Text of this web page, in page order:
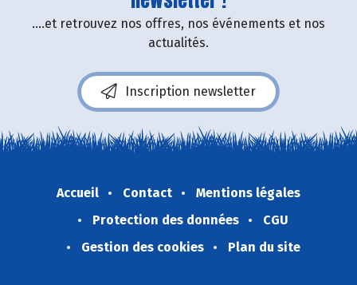
....et retrouvez nos offres, nos événements et nos
actualités.
Inscription newsletter
Accueil Contact
Mentions légales
Protection des données
CGU
Gestion des cookies
Plan du site